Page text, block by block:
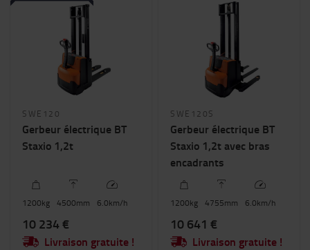
SWE120
Gerbeur électrique BT
Staxio 1,2t
1200kg 4500mm 6.0km/h
10 234 €
Livraison gratuite !
SWE120S
Gerbeur électrique BT
Staxio 1,2t avec bras
encadrants
1200kg 4755mm 6.0km/h
10 641 €
Livraison gratuite !